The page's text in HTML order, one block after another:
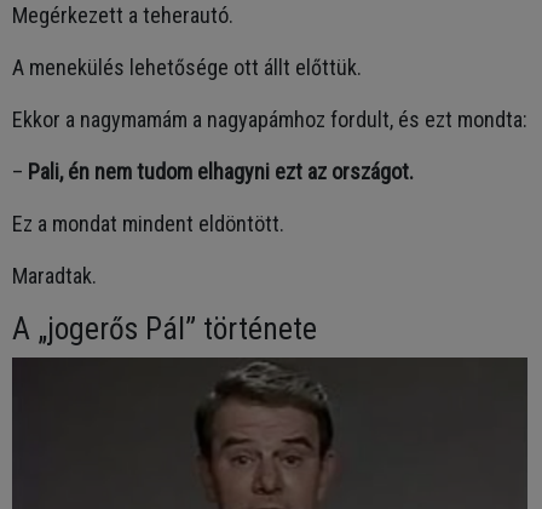
Megérkezett a teherautó.
A menekülés lehetősége ott állt előttük.
Ekkor a nagymamám a nagyapámhoz fordult, és ezt mondta:
– Pali, én nem tudom elhagyni ezt az országot.
Ez a mondat mindent eldöntött.
Maradtak.
A „jogerős Pál” története